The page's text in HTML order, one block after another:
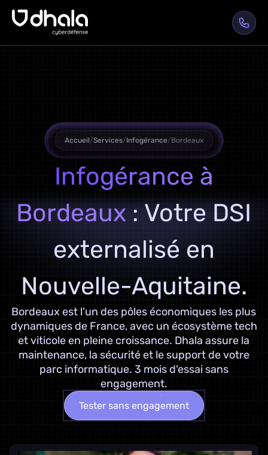
Accueil/Services/Infogérance/Bordeaux
Infogérance à
Bordeaux: Votre DSI
externalisé en
Nouvelle-Aquitaine.
Bordeaux est l'un des pôles économiques les plus
dynamiques de France, avec un écosystème tech
et viticole en pleine croissance. Dhala assure la
maintenance, la sécurité et le support de votre
parc informatique. 3 mois d'essai sans
engagement.
Tester sans engagement